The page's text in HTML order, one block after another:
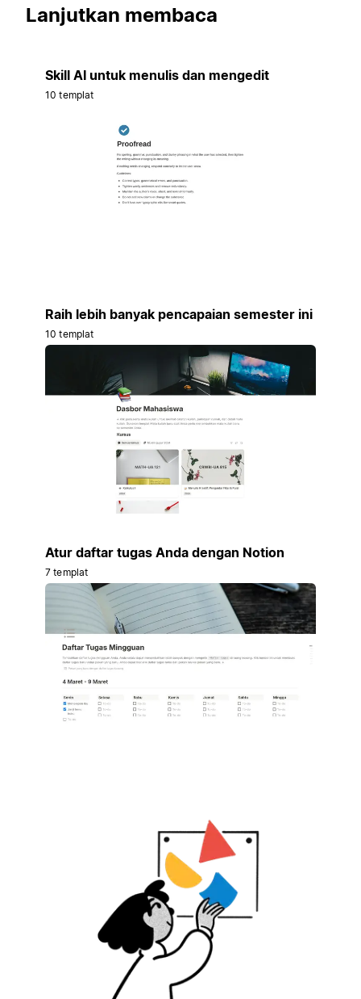
Lanjutkan membaca
Skill AI untuk menulis dan mengedit
10 templat
Raih lebih banyak pencapaian semester ini
10 templat
Atur daftar tugas Anda dengan Notion
7 templat